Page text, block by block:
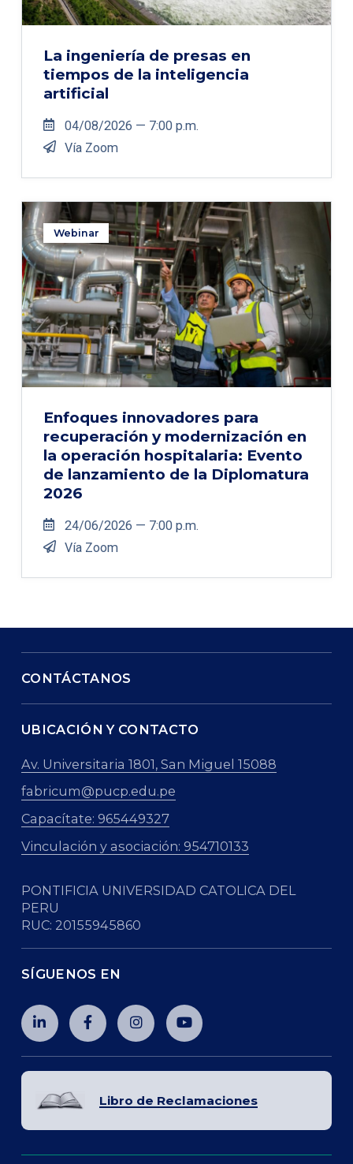
La ingeniería de presas en
tiempos de la inteligencia
artificial
04/08/2026 — 7:00 p.m.
Vía Zoom
Webinar
Enfoques innovadores para
recuperación y modernización en
la operación hospitalaria: Evento
de lanzamiento de la Diplomatura
2026
24/06/2026 — 7:00 p.m.
Vía Zoom
CONTÁCTANOS
UBICACIÓN Y CONTACTO
Av. Universitaria 1801, San Miguel 15088
fabricum@pucp.edu.pe
Capacítate: 965449327
Vinculación y asociación: 954710133
PONTIFICIA UNIVERSIDAD CATOLICA DEL
PERU
RUC: 20155945860
SÍGUENOS EN
Libro de Reclamaciones